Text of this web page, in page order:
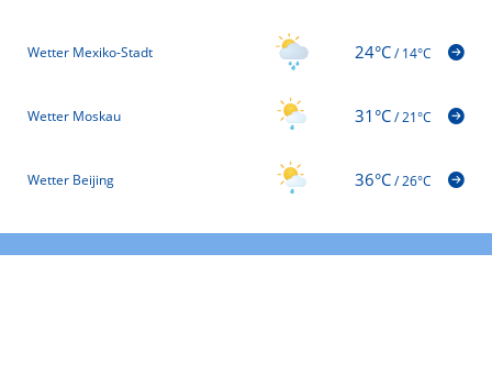
Wetter Mexiko-Stadt 24°C/14°C
Wetter Moskau 31°C/21°C
Wetter Beijing 36°C/26°C